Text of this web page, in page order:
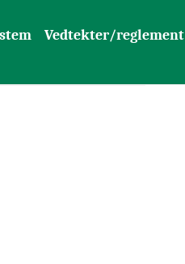
Vedtekter/reglement